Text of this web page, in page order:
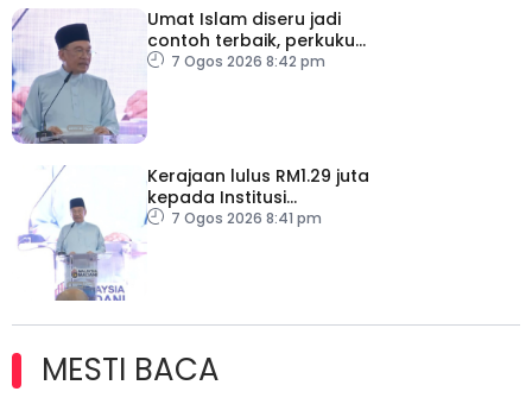
Umat Islam diseru jadi
contoh terbaik, perkukuh
keharmonian
7 Ogos 2026 8:42 pm
Kerajaan lulus RM1.29 juta
kepada Institusi
Pendidikan Islam Melaka
7 Ogos 2026 8:41 pm
MESTI BACA